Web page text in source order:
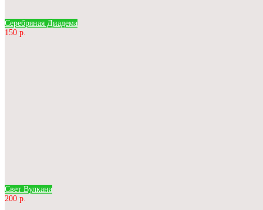
Серебряная Диадема
150 р.
Свет Вулкана
200 р.